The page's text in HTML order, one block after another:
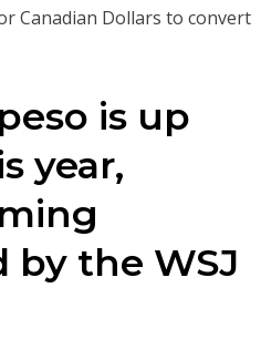
Canadian Dollars to convert
is up
year,
by the WSJ